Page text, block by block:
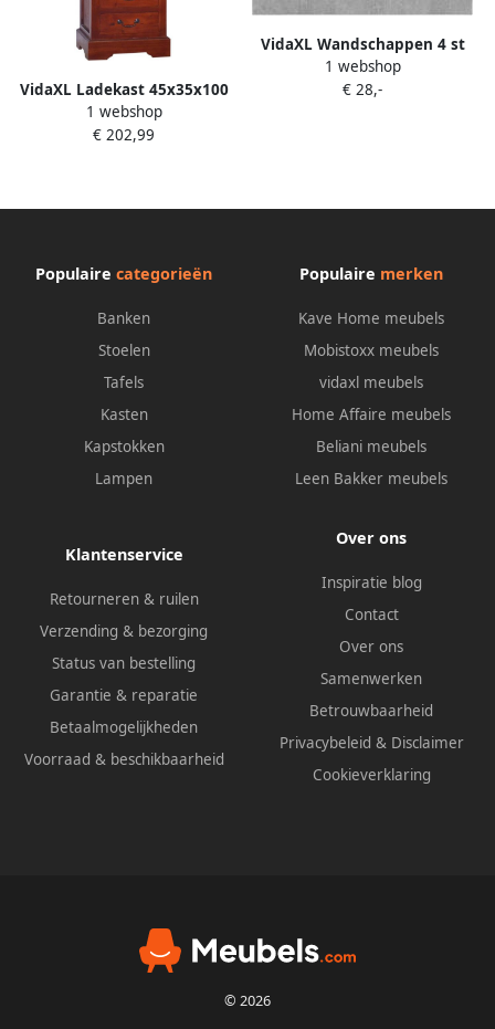
VidaXL Ladekast 45x35x100
cm massief mahoniehout
klassiek bruin
1 webshop
€ 202,99
VidaXL Wandschappen 4 st
60x40x1 5 cm bewerkt hout
betongrijs
1 webshop
€ 28,-
Populaire categorieën
Banken
Stoelen
Tafels
Kasten
Kapstokken
Lampen
Populaire merken
Kave Home meubels
Mobistoxx meubels
vidaxl meubels
Home Affaire meubels
Beliani meubels
Leen Bakker meubels
Klantenservice
Retourneren & ruilen
Verzending & bezorging
Status van bestelling
Garantie & reparatie
Betaalmogelijkheden
Voorraad & beschikbaarheid
Over ons
Inspiratie blog
Contact
Over ons
Samenwerken
Betrouwbaarheid
Privacybeleid & Disclaimer
Cookieverklaring
© 2026